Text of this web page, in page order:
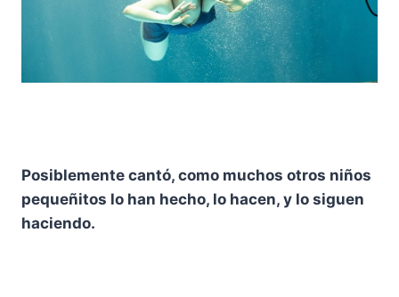
Posiblemente cantó, como muchos otros niños
pequeñitos lo han hecho, lo hacen, y lo siguen
haciendo.